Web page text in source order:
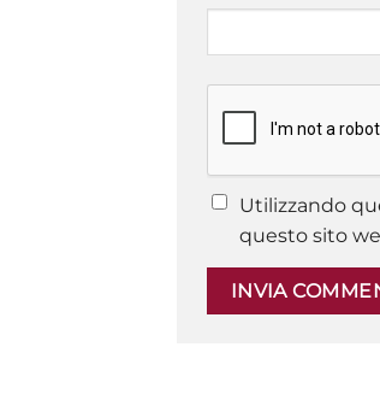
Utilizzando
questo sito